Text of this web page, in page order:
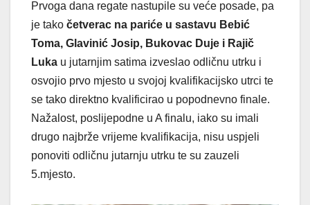
Prvoga dana regate nastupile su veće posade, pa
je tako četverac na pariće u sastavu Bebić
Toma, Glavinić Josip, Bukovac Duje i Rajič
Luka u jutarnjim satima izveslao odličnu utrku i
osvojio prvo mjesto u svojoj kvalifikacijsko utrci te
se tako direktno kvalificirao u popodnevno finale.
Nažalost, poslijepodne u A finalu, iako su imali
drugo najbrže vrijeme kvalifikacija, nisu uspjeli
ponoviti odličnu jutarnju utrku te su zauzeli
5.mjesto.